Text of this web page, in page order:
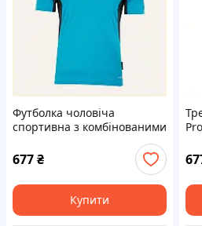
Футболка чоловіча
спортивна з комбінованими
вставками сітки 7753H41K2
677₴
Купити